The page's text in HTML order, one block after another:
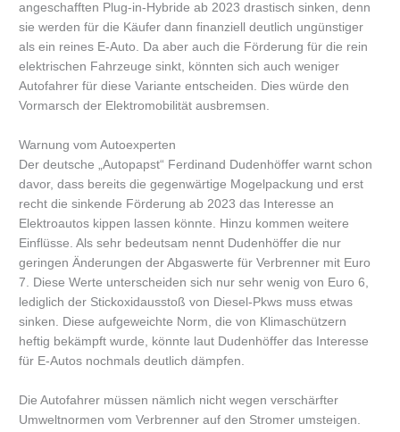
angeschafften Plug-in-Hybride ab 2023 drastisch sinken, denn
sie werden für die Käufer dann finanziell deutlich ungünstiger
als ein reines E-Auto. Da aber auch die Förderung für die rein
elektrischen Fahrzeuge sinkt, könnten sich auch weniger
Autofahrer für diese Variante entscheiden. Dies würde den
Vormarsch der Elektromobilität ausbremsen.
Warnung vom Autoexperten
Der deutsche „Autopapst“ Ferdinand Dudenhöffer warnt schon
davor, dass bereits die gegenwärtige Mogelpackung und erst
recht die sinkende Förderung ab 2023 das Interesse an
Elektroautos kippen lassen könnte. Hinzu kommen weitere
Einflüsse. Als sehr bedeutsam nennt Dudenhöffer die nur
geringen Änderungen der Abgaswerte für Verbrenner mit Euro
7. Diese Werte unterscheiden sich nur sehr wenig von Euro 6,
lediglich der Stickoxidausstoß von Diesel-Pkws muss etwas
sinken. Diese aufgeweichte Norm, die von Klimaschützern
heftig bekämpft wurde, könnte laut Dudenhöffer das Interesse
für E-Autos nochmals deutlich dämpfen.
Die Autofahrer müssen nämlich nicht wegen verschärfter
Umweltnormen vom Verbrenner auf den Stromer umsteigen.